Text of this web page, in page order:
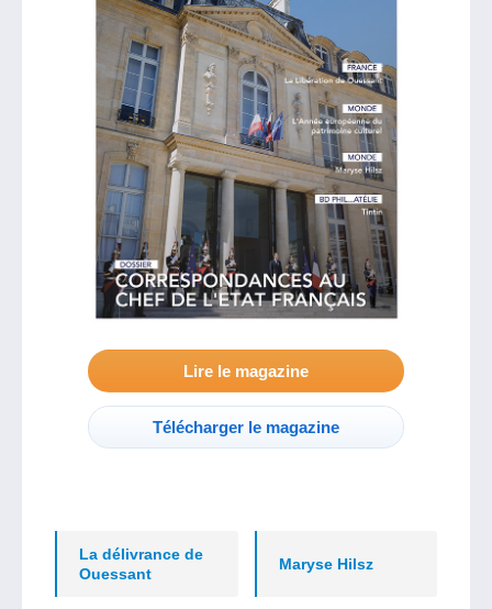
Lire le magazine
Télécharger le magazine
La délivrance de
Ouessant
Maryse Hilsz